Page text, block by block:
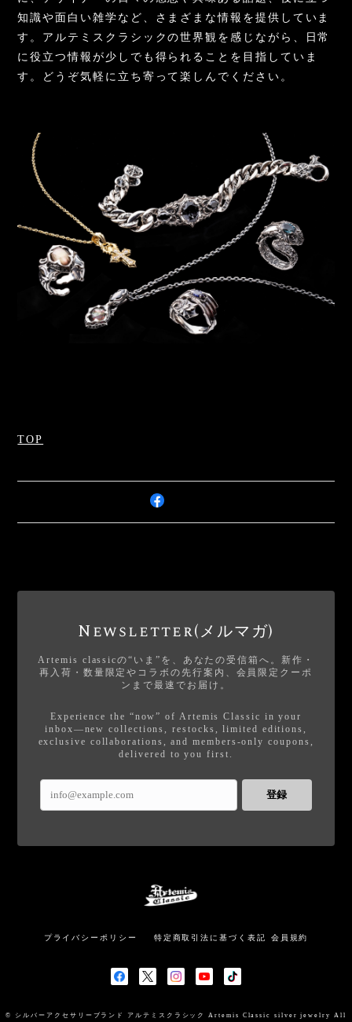
知識や面白い雑学など、さまざまな情報を提供していま
す。アルテミスクラシックの世界観を感じながら、日常
に役立つ情報が少しでも得られることを目指していま
す。どうぞ気軽に立ち寄って楽しんでください。
TOP
Newsletter(メルマガ)
Artemis classicの“いま”を、あなたの受信箱へ。新作・
再入荷・数量限定やコラボの先行案内、会員限定クーポ
ンまで最速でお届け。
Experience the “now” of Artemis Classic in your
inbox—new collections, restocks, limited editions,
exclusive collaborations, and members-only coupons,
delivered to you first.
登録
プライバシーポリシー 特定商取引法に基づく表記 会員規約
© シルバーアクセサリーブランド アルテミスクラシック Artemis Classic silver jewelry All